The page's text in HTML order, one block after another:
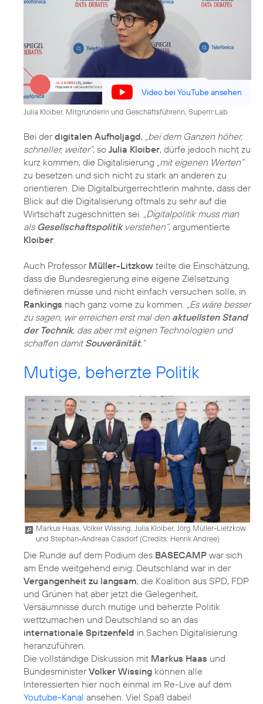
Video bei YouTube ansehen
Julia Kloiber, Mitgründerin und Geschäftsführerin, Superrr Lab
Bei derdigitalen Aufholjagd, „bei dem Ganzen höher,
schneller, weiter“, so Julia Kloiber, dürfe jedoch nicht zu
kurz kommen, die Digitalisierung „mit eigenen Werten“
zu besetzen und sich nicht zu stark an anderen zu
orientieren. Die Digitalbürgerrechtlerin mahnte, dass der
Blick auf die Digitalisierung oftmals zu sehr auf die
Wirtschaft zugeschnitten sei.
„Digitalpolitik muss man
als Gesellschaftspolitikverstehen“, argumentierte
Kloiber
Auch Professor Müller-Litzkow teilte die Einschätzung,
dass die Bundesregierung eine eigene Zielsetzung
definieren müsse und nicht einfach versuchen solle, in
Rankings nach ganz vorne zu kommen.
„Es wäre besser
zu sagen, wir erreichen erst mal den aktuellsten Stand
der Technik, das aber mit eignen Technologien und
schaffen damitSouveränität.“
Mutige, beherzte Politik
Markus Haas, Volker Wissing, Julia Kloiber, Jörg Müller-Lietzkow
und Stephan-Andreas Casdorf (Credits: Henrik Andree)
Die Runde auf dem Podium des BASECAMP war sich
am Ende weitgehend einig: Deutschland war in der
Vergangenheit zu langsam, die Koalition aus SPD, FDP
und Grünen hat aber jetzt die Gelegenheit,
Versäumnisse durch mutige und beherzte Politik
wettzumachen und Deutschland so an das
internationale Spitzenfeld in Sachen Digitalisierung
heranzuführen.
Die vollständige Diskussion mit Markus Haas und
BundesministerVolker Wissing können alle
Interessierten hier noch einmal im Re-Live auf dem
Youtube-Kanal